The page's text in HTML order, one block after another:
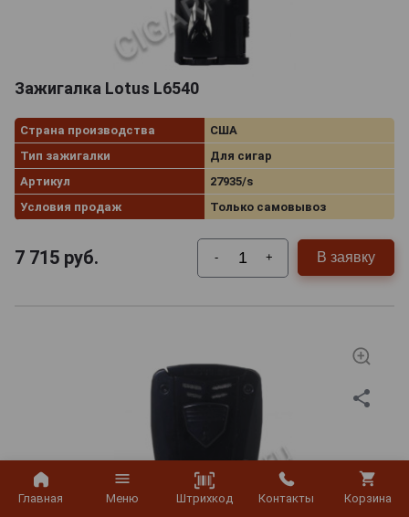
Главная Меню Штрихкод Контакты Корзина
Зажигалка Lotus L6540
Страна производства
США
Тип зажигалки
Для сигар
Артикул
27935/s
Условия продаж
Только самовывоз
7 715 руб. - + В заявку